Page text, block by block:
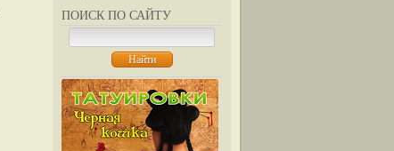
ПОИСК ПО САЙТУ